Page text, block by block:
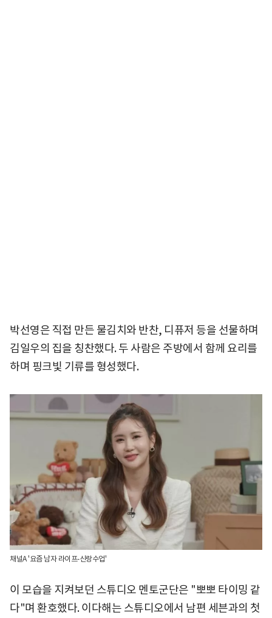
박선영은 직접 만든 물김치와 반찬, 디퓨저 등을 선물하며
김일우의 집을 칭찬했다. 두 사람은 주방에서 함께 요리를
하며 핑크빛 기류를 형성했다.
채널A '요즘 남자 라이프-신랑수업'
이 모습을 지켜보던 스튜디오 멘토군단은 "뽀뽀 타이밍 같
다"며 환호했다. 이다해는 스튜디오에서 남편 세븐과의 첫